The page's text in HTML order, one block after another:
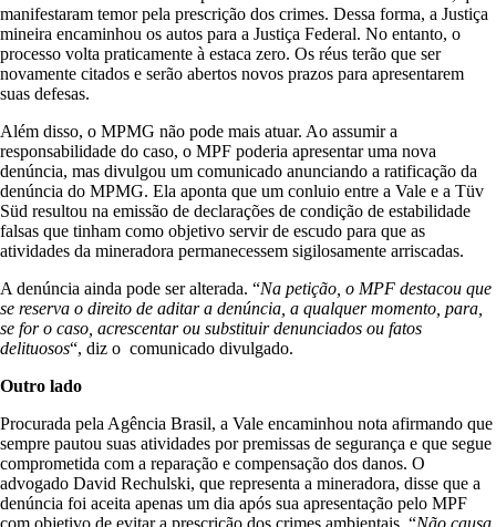
manifestaram temor pela prescrição dos crimes. Dessa forma, a Justiça
mineira encaminhou os autos para a Justiça Federal. No entanto, o
processo volta praticamente à estaca zero. Os réus terão que ser
novamente citados e serão abertos novos prazos para apresentarem
suas defesas.
Além disso, o MPMG não pode mais atuar. Ao assumir a
responsabilidade do caso, o MPF poderia apresentar uma nova
denúncia, mas divulgou um comunicado anunciando a ratificação da
denúncia do MPMG. Ela aponta que um conluio entre a Vale e a Tüv
Süd resultou na emissão de declarações de condição de estabilidade
falsas que tinham como objetivo servir de escudo para que as
atividades da mineradora permanecessem sigilosamente arriscadas.
A denúncia ainda pode ser alterada. “Na petição, o MPF destacou que
se reserva o direito de aditar a denúncia, a qualquer momento, para,
se for o caso, acrescentar ou substituir denunciados ou fatos
delituosos“, diz o comunicado divulgado.
Outro lado
Procurada pela Agência Brasil, a Vale encaminhou nota afirmando que
sempre pautou suas atividades por premissas de segurança e que segue
comprometida com a reparação e compensação dos danos. O
advogado David Rechulski, que representa a mineradora, disse que a
denúncia foi aceita apenas um dia após sua apresentação pelo MPF
com objetivo de evitar a prescrição dos crimes ambientais. “Não causa